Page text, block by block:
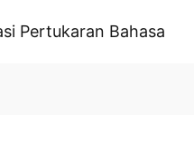
Pertukaran Bahasa